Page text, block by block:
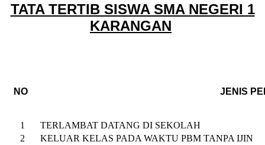
TATA TERTIB SISWA SMA NEGERI 1
KARANGAN
NO JENIS
1
TERLAMBAT DATANG DI SEKOLAH
2
KELUAR KELAS PADA WAKTU PBM TANPA IJIN